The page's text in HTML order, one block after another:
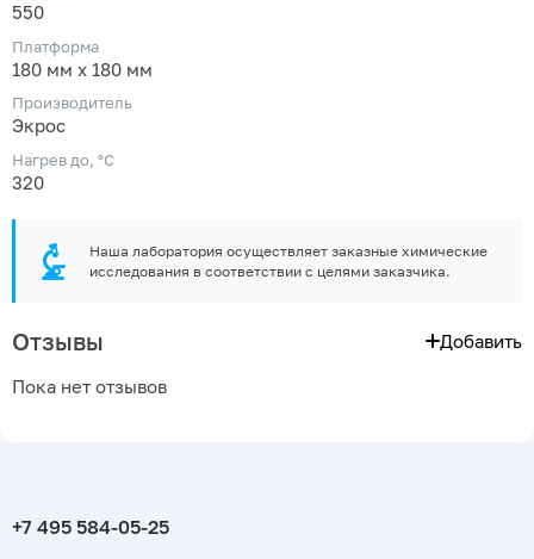
550
Платформа
180 мм х 180 мм
Производитель
Экрос
Нагрев до, °С
320
Наша лаборатория осуществляет заказные химические
исследования в соответствии с целями заказчика.
Отзывы Добавить
Пока нет отзывов